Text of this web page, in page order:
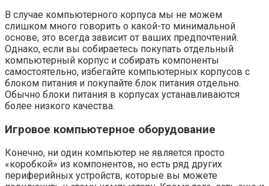
В случае компьютерного корпуса мы не можем
слишком много говорить о какой-то минимальной
основе, это всегда зависит от ваших предпочтений.
Однако, если вы собираетесь покупать отдельный
компьютерный корпус и собирать компоненты
самостоятельно, избегайте компьютерных корпусов с
блоком питания и покупайте блок питания отдельно.
Обычно блоки питания в корпусах устанавливаются
более низкого качества.
Игровое компьютерное оборудование
Конечно, ни один компьютер не является просто
«коробкой» из компонентов, но есть ряд других
периферийных устройств, которые вы можете